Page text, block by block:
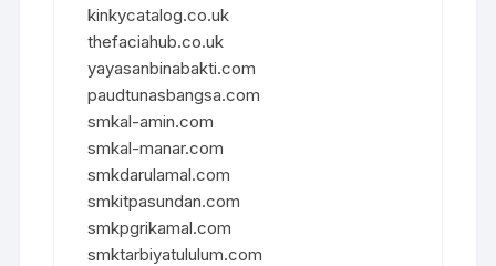
kinkycatalog.co.uk
thefaciahub.co.uk
yayasanbinabakti.com
paudtunasbangsa.com
smkal-amin.com
smkal-manar.com
smkdarulamal.com
smkitpasundan.com
smkpgrikamal.com
smktarbiyatululum.com